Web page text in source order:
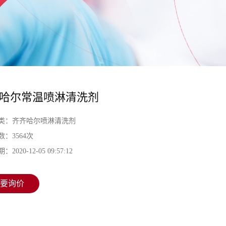
尔常温喷淋清洗剂
： 齐齐哈尔喷淋清洗剂
： 3564次
： 2020-12-05 09:57:12
询价